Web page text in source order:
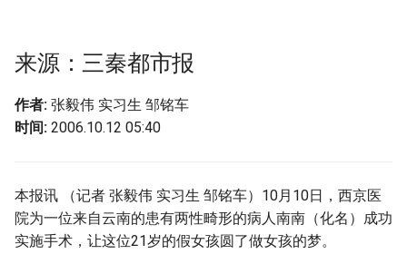
a
h
来源：三秦都市报
作者: 张毅伟 实习生 邹铭车
时间: 2006.10.12 05:40
本报讯 （记者 张毅伟 实习生 邹铭车）10月10日，西京医
院为一位来自云南的患有两性畸形的病人南南（化名）成功
实施手术，让这位21岁的假女孩圆了做女孩的梦。